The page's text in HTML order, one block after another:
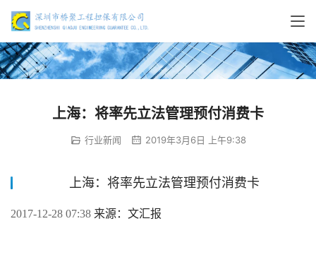
上海：将率先立法管理预付消费卡
行业新闻 2019年3月6日 上午9:38
上海：将率先立法管理预付消费卡
2017-12-28 07:38 来源：文汇报